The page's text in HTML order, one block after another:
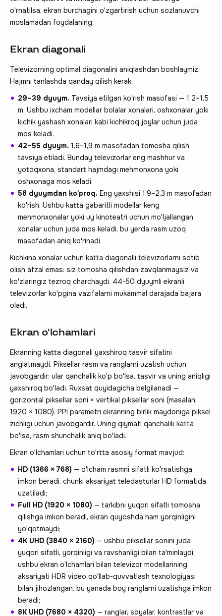
o'rnatilsa, ekran burchagini o'zgartirish uchun sozlanuvchi
moslamadan foydalaning.
Ekran diagonali
Televizorning optimal diagonalini aniqlashdan boshlaymiz.
Hajmni tanlashda qanday qilish kerak:
29–39 dyuym. Tavsiya etilgan ko'rish masofasi — 1,2–1,5
m. Ushbu ixcham modellar bolalar xonalari, oshxonalar yoki
kichik yashash xonalari kabi kichikroq joylar uchun juda
mos keladi.
42–55 dyuym. 1,6–1,9 m masofadan tomosha qilish
tavsiya etiladi. Bunday televizorlar eng mashhur va
yotoqxona, standart hajmdagi mehmonxona yoki
oshxonaga mos keladi.
58 dyuymdan ko'proq. Eng yaxshisi 1,9–2,3 m masofadan
ko'rish. Ushbu katta gabaritli modellar keng
mehmonxonalar yoki uy kinoteatri uchun mo'ljallangan
xonalar uchun juda mos keladi, bu yerda rasm uzoq
masofadan aniq ko'rinadi.
Kichkina xonalar uchun katta diagonalli televizorlarni sotib
olish afzal emas: siz tomosha qilishdan zavqlanmaysiz va
ko'zlaringiz tezroq charchaydi. 44-50 dyuymli ekranli
televizorlar ko'pgina vazifalarni mukammal darajada bajara
oladi.
Ekran o‘lchamlari
Ekranning katta diagonali yaxshiroq tasvir sifatini
anglatmaydi. Piksellar rasm va ranglarni uzatish uchun
javobgardir: ular qanchalik ko'p bo'lsa, tasvir va uning aniqligi
yaxshiroq bo'ladi. Ruxsat quyidagicha belgilanadi —
gorizontal piksellar soni × vertikal piksellar soni (masalan,
1920 × 1080). PPI parametri ekranning birlik maydoniga piksel
zichligi uchun javobgardir. Uning qiymati qanchalik katta
bo'lsa, rasm shunchalik aniq bo'ladi.
Ekran o'lchamlari uchun to'rtta asosiy format mavjud:
HD (1366 × 768) — o'lcham rasmni sifatli ko'rsatishga
imkon beradi, chunki aksariyat teledasturlar HD formatida
uzatiladi;
Full HD (1920 × 1080) — tarkibni yuqori sifatli tomosha
qilishga imkon beradi, ekran quyoshda ham yorqinligini
yo'qotmaydi;
4K UHD (3840 × 2160) — ushbu piksellar sonini juda
yuqori sifatli, yorqinligi va ravshanligi bilan ta'minlaydi,
ushbu ekran o'lchamlari bilan televizor modellarining
aksariyati HDR video qo'llab-quvvatlash texnologiyasi
bilan jihozlangan, bu yanada boy ranglarni uzatishga imkon
beradi;
8K UHD (7680 × 4320) — ranglar, soyalar, kontrastlar va